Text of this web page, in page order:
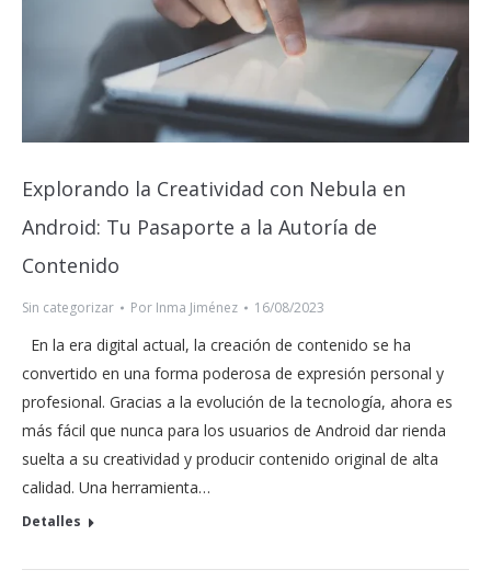
Explorando la Creatividad con Nebula en
Android: Tu Pasaporte a la Autoría de
Contenido
Sin categorizar Por Inma Jiménez 16/08/2023
En la era digital actual, la creación de contenido se ha
convertido en una forma poderosa de expresión personal y
profesional. Gracias a la evolución de la tecnología, ahora es
más fácil que nunca para los usuarios de Android dar rienda
suelta a su creatividad y producir contenido original de alta
calidad. Una herramienta…
Detalles